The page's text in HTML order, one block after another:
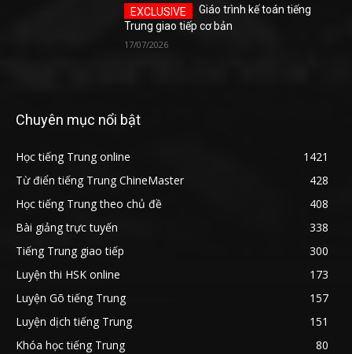
Giáo trình kế toán tiếng
Trung giao tiếp cơ bản
17/07/2026
Chuyên mục nổi bật
Học tiếng Trung online
1421
Từ điển tiếng Trung ChineMaster
428
Học tiếng Trung theo chủ đề
408
Bài giảng trực tuyến
338
Tiếng Trung giao tiếp
300
Luyện thi HSK online
173
Luyện Gõ tiếng Trung
157
Luyện dịch tiếng Trung
151
Khóa học tiếng Trung
80